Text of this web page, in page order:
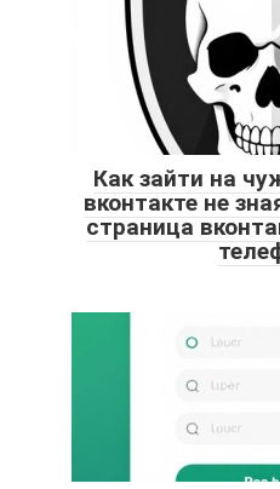
Как зайти на
вконтакте не
страница